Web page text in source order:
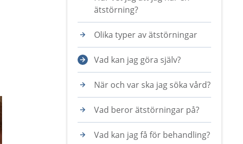
ätstörning?
Olika typer av ätstörningar
Vad kan jag göra själv?
När och var ska jag söka vård?
Vad beror ätstörningar på?
Vad kan jag få för behandling?